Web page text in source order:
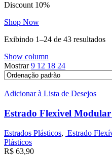
Discount 10%
Shop Now
Exibindo 1–24 de 43 resultados
Show column
Mostrar9 12 18 24
Adicionar à Lista de Desejos
Estrado Flexivel
Estrados Plásticos, Estrado
Plásticos
R$ 63,90